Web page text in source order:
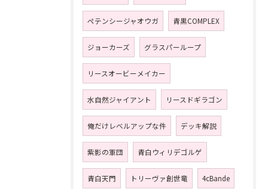
ペテンシージャオウガ 青黒COMPLEX
ジョーカーズ グラスパーループ
リースオービーメイカー
水自然ジャイアント リースドギラゴン
俺だけレベルアップな件 デッキ解説
紫影の軍団 青白ウィリデゴルゲ
青白天門 トリーヴァ創世竜 4cBande